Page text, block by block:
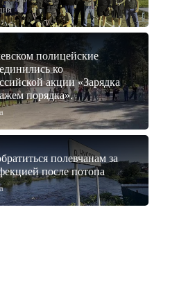
полицейские
ко
акции «Зарядка
порядка».
полевчанам за
после потопа